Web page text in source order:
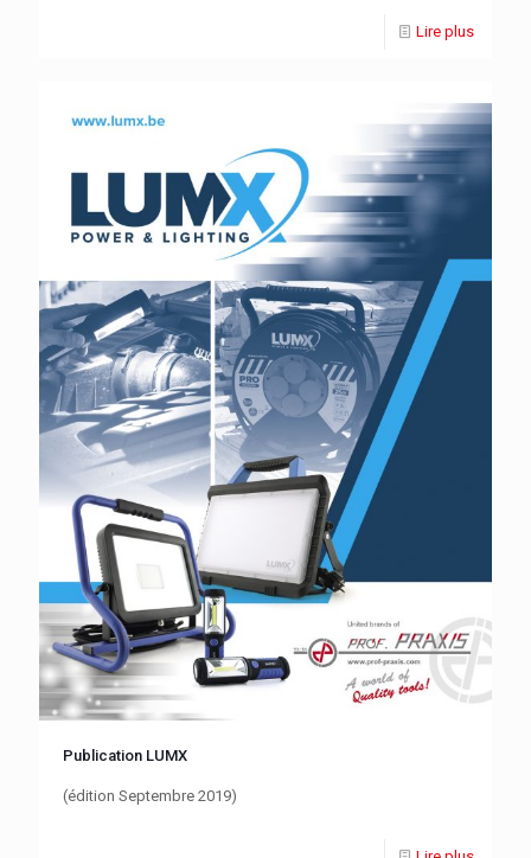
Lire plus
Publication LUMX
(édition Septembre 2019)